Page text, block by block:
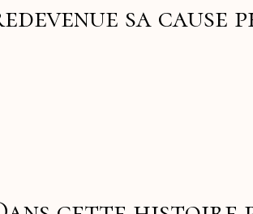
sa cause